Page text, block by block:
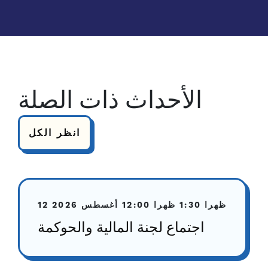
الأحداث ذات الصلة
انظر الكل
12 أغسطس 2026 12:00 ظهرا 1:30 ظهرا
اجتماع لجنة المالية والحوكمة